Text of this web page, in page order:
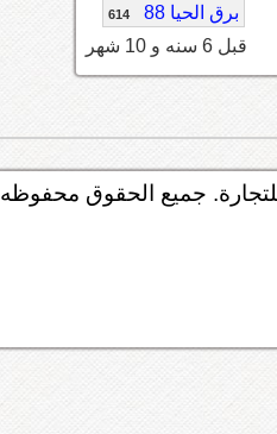
برق الحيا 88 614
قبل 6 سنه و 10 شهر
جميع الحقوق محفوظه